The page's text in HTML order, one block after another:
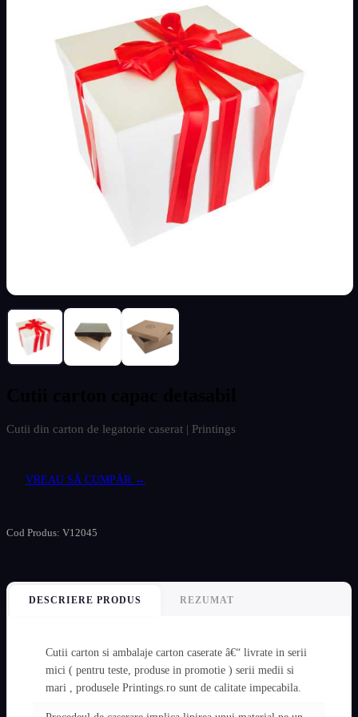
Cutii din carton de legatorie caserat | Printings
VREAU SĂ CUMPĂR →
Cod Produs: V12045
DESCRIERE PRODUS REZUMAT
Cutii carton si ambalaje carton caserate â€“ livrate in serii
mici ( pentru teste, produse in promotie ) serii medii si
mari , produsele Printings.ro sunt de calitate impecabila.